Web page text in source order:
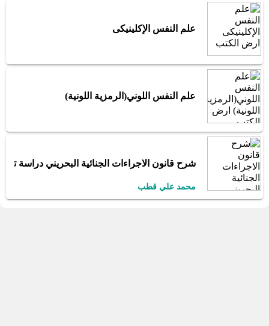
علم النفس الإكلينيكى
علم النفس اللوني(الرمزية اللونية)
شرح قانون الاجراءات الجنائية البحريني دراسة
محمد علي قطب